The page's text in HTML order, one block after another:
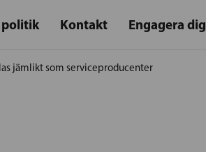
politik Kontakt Engagera dig
jämlikt som serviceproducenter